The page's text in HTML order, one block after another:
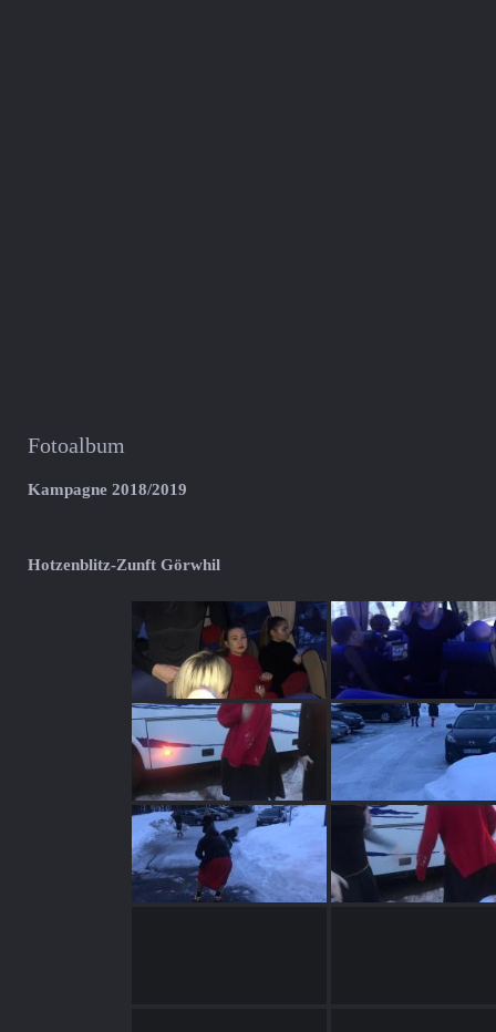
Fotoalbum
Kampagne 2018/2019
Hotzenblitz-Zunft Görwhil